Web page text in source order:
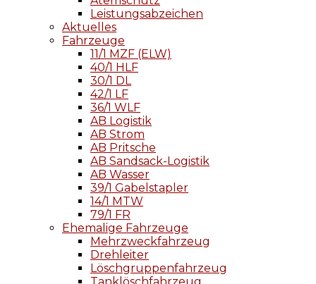
Leistungsabzeichen
Aktuelles
Fahrzeuge
11/1 MZF (ELW)
40/1 HLF
30/1 DL
42/1 LF
36/1 WLF
AB Logistik
AB Strom
AB Pritsche
AB Sandsack-Logistik
AB Wasser
39/1 Gabelstapler
14/1 MTW
79/1 FR
Ehemalige Fahrzeuge
Mehrzweckfahrzeug
Drehleiter
Löschgruppenfahrzeug